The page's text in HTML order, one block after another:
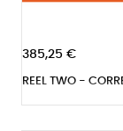
385,25 €
REEL TWO -